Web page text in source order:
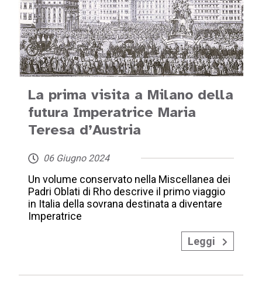
La prima visita a Milano della
futura Imperatrice Maria
Teresa d’Austria
06 Giugno 2024
Un volume conservato nella Miscellanea dei
Padri Oblati di Rho descrive il primo viaggio
in Italia della sovrana destinata a diventare
Imperatrice
Leggi